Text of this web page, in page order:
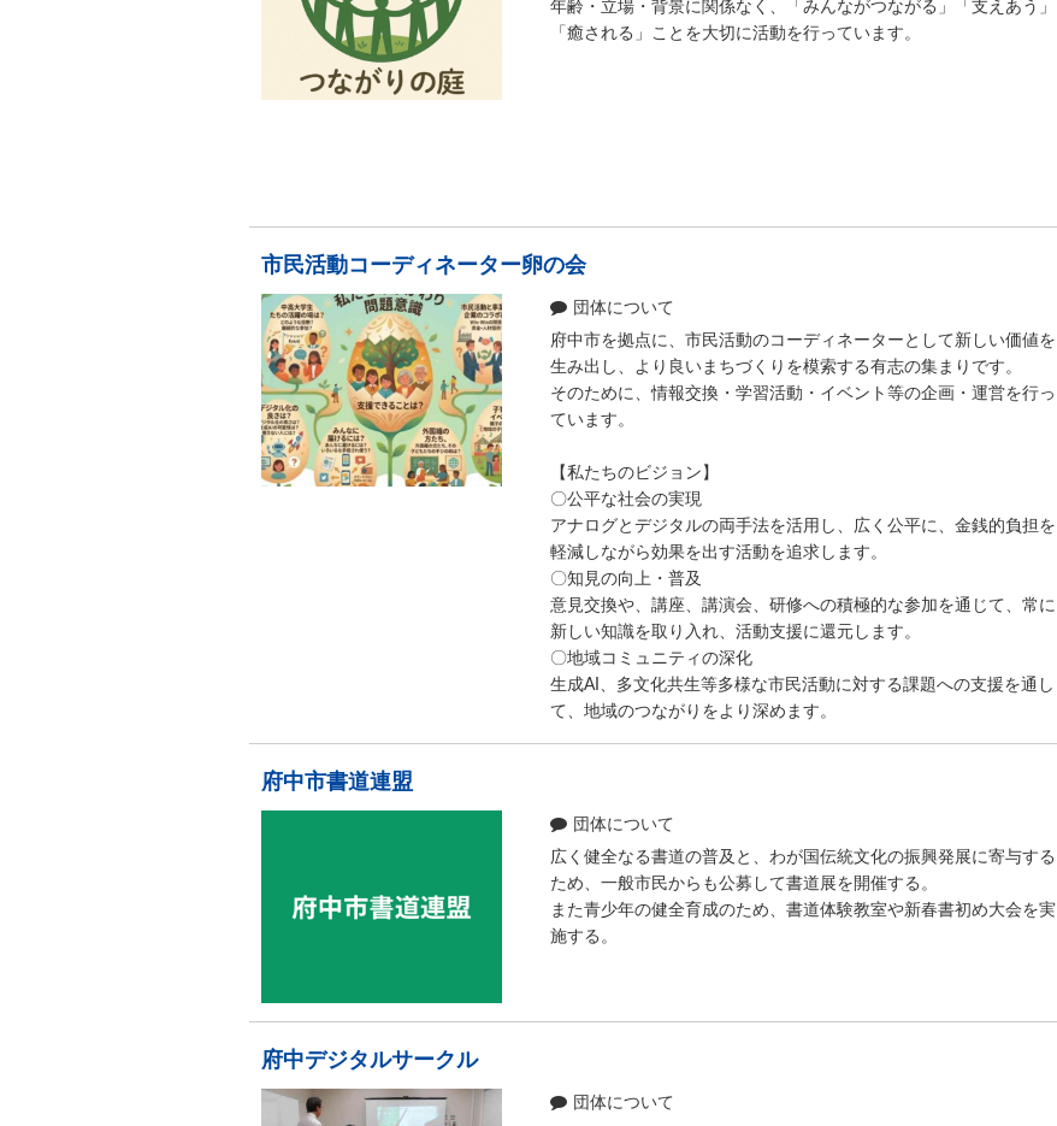
年齢・立場・背景に関係なく、「みんながつながる」「支えあう」
「癒される」ことを大切に活動を行っています。
市民活動コーディネーター卵の会
団体について
府中市を拠点に、市民活動のコーディネーターとして新しい価値を
生み出し、より良いまちづくりを模索する有志の集まりです。
そのために、情報交換・学習活動・イベント等の企画・運営を行っ
ています。
【私たちのビジョン】
〇公平な社会の実現
アナログとデジタルの両手法を活用し、広く公平に、金銭的負担を
軽減しながら効果を出す活動を追求します。
〇知見の向上・普及
意見交換や、講座、講演会、研修への積極的な参加を通じて、常に
新しい知識を取り入れ、活動支援に還元します。
〇地域コミュニティの深化
生成AI、多文化共生等多様な市民活動に対する課題への支援を通し
て、地域のつながりをより深めます。
府中市書道連盟
団体について
広く健全なる書道の普及と、わが国伝統文化の振興発展に寄与する
ため、一般市民からも公募して書道展を開催する。
また青少年の健全育成のため、書道体験教室や新春書初め大会を実
施する。
府中デジタルサークル
団体について